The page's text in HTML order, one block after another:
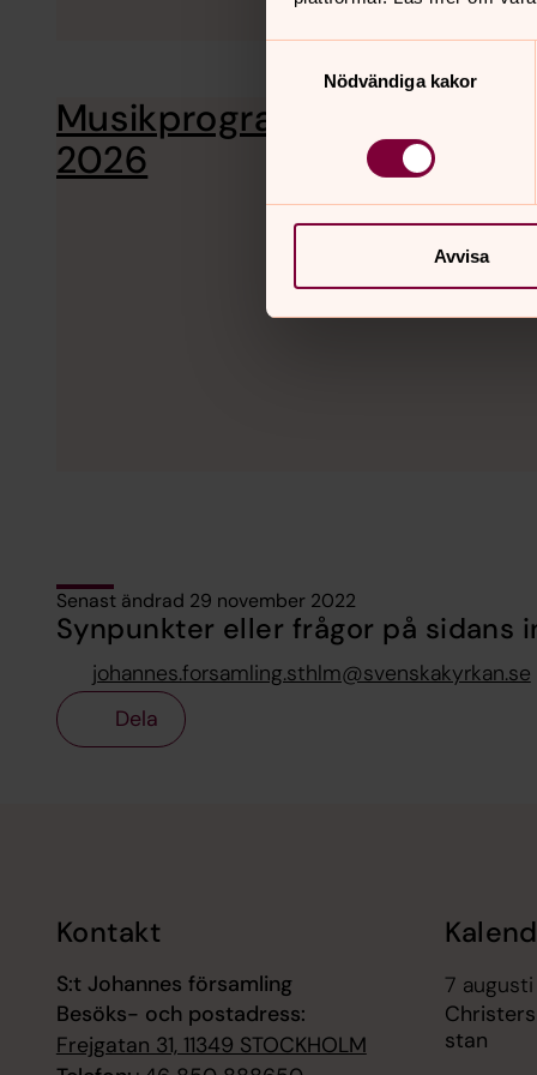
Nödvändiga kakor
Avvisa
Musikprogram
2026
Vi bjuder på
2026.
Senast ändrad 29 november 2022
Synpunkter eller frågor på sidans
johannes.forsamling.sthlm@svenskakyrkan.se
Dela
Kontakt
S:t Johannes församling
Besöks- och postadress:
Frejgatan 31, 11349 STOCKHOLM
7 augusti
stan